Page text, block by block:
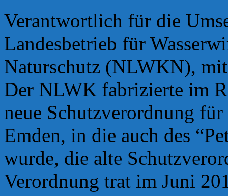
Verantwortlich für die
Landesbetrieb für
Naturschutz (NLWKN),
Der NLWK fabrizierte im
neue Schutzverordnung
Emden, in die auch des
wurde, die alte
Verordnung trat im Juni